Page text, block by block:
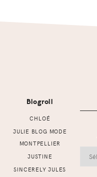
Blogroll
CHLOÉ
JULIE BLOG MODE
MONTPELLIER
JUSTINE
SINCERELY JULES